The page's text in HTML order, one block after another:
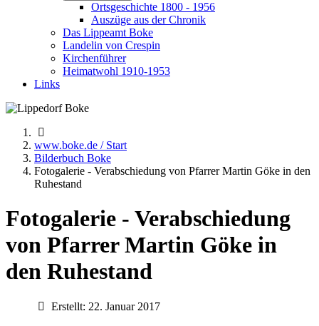
Ortsgeschichte 1800 - 1956
Auszüge aus der Chronik
Das Lippeamt Boke
Landelin von Crespin
Kirchenführer
Heimatwohl 1910-1953
Links
www.boke.de / Start
Bilderbuch Boke
Fotogalerie - Verabschiedung von Pfarrer Martin Göke in den
Ruhestand
Fotogalerie - Verabschiedung
von Pfarrer Martin Göke in
den Ruhestand
Erstellt: 22. Januar 2017